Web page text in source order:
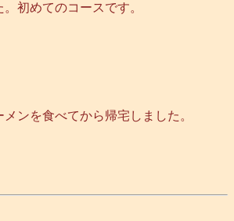
初めてのコースです。
ンを食べてから帰宅しました。